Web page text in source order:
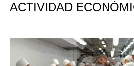
ACTIVIDAD